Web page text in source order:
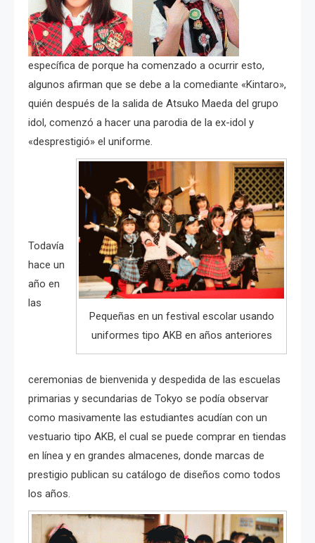
específica de porque ha comenzado a ocurrir esto,
algunos afirman que se debe a la comediante «Kintaro»,
quién después de la salida de Atsuko Maeda del grupo
idol, comenzó a hacer una parodia de la ex-idol y
«desprestigió» el uniforme.
Pequeñas en un festival escolar usando
uniformes tipo AKB en años anteriores
Todavía
hace un
año en
las
ceremonias de bienvenida y despedida de las escuelas
primarias y secundarias de Tokyo se podía observar
como masivamente las estudiantes acudían con un
vestuario tipo AKB, el cual se puede comprar en tiendas
en línea y en grandes almacenes, donde marcas de
prestigio publican su catálogo de diseños como todos
los años.